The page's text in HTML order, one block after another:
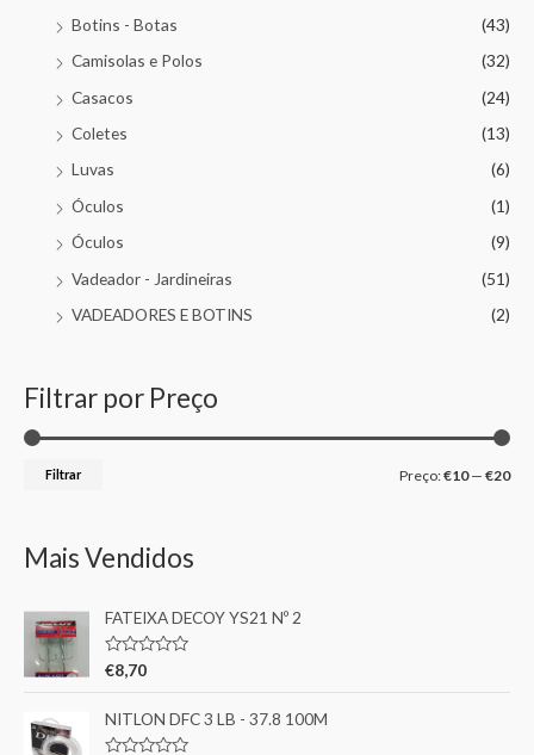
Botins - Botas
(43)
Camisolas e Polos
(32)
Casacos
(24)
Coletes
(13)
Luvas
(6)
Óculos
(1)
Óculos
(9)
Vadeador - Jardineiras
(51)
VADEADORES E BOTINS
(2)
Filtrar por Preço
Filtrar Preço:€10— €20
Mais Vendidos
FATEIXA DECOY YS21 Nº 2
A
l
i
a
€8,70
NITLON DFC 3 LB - 37.8 100M